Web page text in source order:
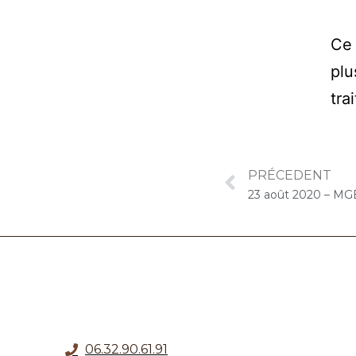
PRÉCEDENT
23 août 2020 –
06.32.90.61.91